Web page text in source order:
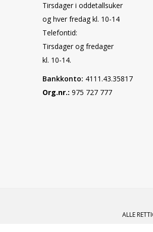
Tirsdager i oddetallsuker
og hver fredag kl. 10-14
Telefontid:
Tirsdager og fredager
kl. 10-14.
Bankkonto: 4111.43.35817
Org.nr.: 975 727 777
ALLE